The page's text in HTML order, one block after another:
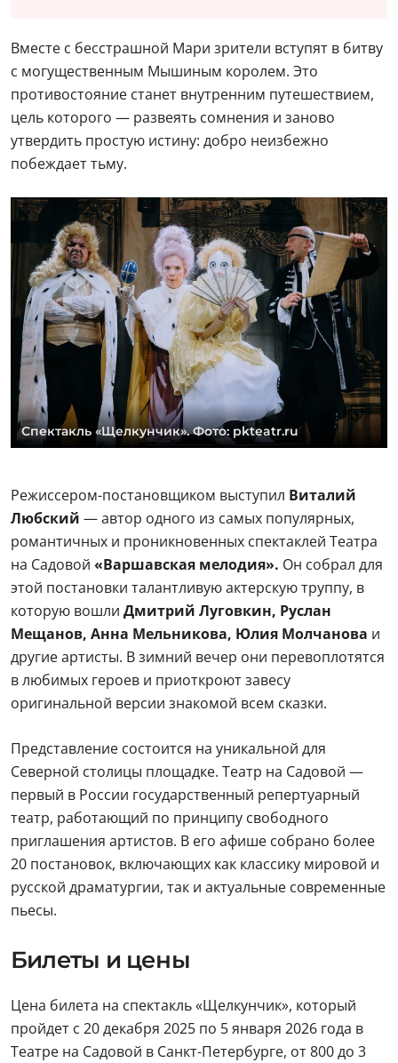
Вместе с бесстрашной Мари зрители вступят в битву
с могущественным Мышиным королем. Это
противостояние станет внутренним путешествием,
цель которого — развеять сомнения и заново
утвердить простую истину: добро неизбежно
побеждает тьму.
Спектакль «Щелкунчик». Фото: pkteatr.ru
Режиссером-постановщиком выступил Виталий
Любский — автор одного из самых популярных,
романтичных и проникновенных спектаклей Театра
на Садовой «Варшавская мелодия». Он собрал для
этой постановки талантливую актерскую труппу, в
которую вошли Дмитрий Луговкин, Руслан
Мещанов, Анна Мельникова, Юлия Молчанова и
другие артисты. В зимний вечер они перевоплотятся
в любимых героев и приоткроют завесу
оригинальной версии знакомой всем сказки.
Представление состоится на уникальной для
Северной столицы площадке. Театр на Садовой —
первый в России государственный репертуарный
театр, работающий по принципу свободного
приглашения артистов. В его афише собрано более
20 постановок, включающих как классику мировой и
русской драматургии, так и актуальные современные
пьесы.
Билеты и цены
Цена билета на спектакль «Щелкунчик», который
пройдет с 20 декабря 2025 по 5 января 2026 года в
Театре на Садовой в Санкт-Петербурге, от 800 до 3